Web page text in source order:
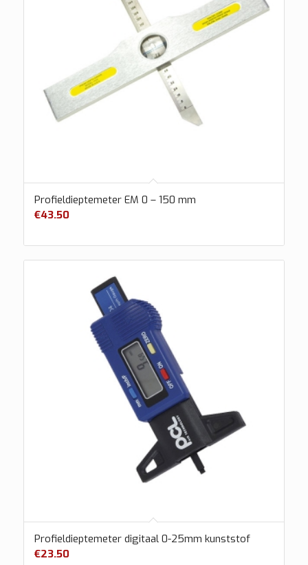
Profieldieptemeter EM 0 – 150 mm
€43.50
Profieldieptemeter digitaal 0-25mm kunststof
€23.50